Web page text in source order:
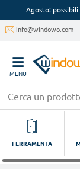
Agosto:
info@windowo.com
MENU
FERRAMENTA